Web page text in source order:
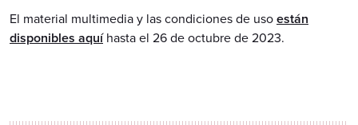
El material multimedia y las condiciones de uso están
disponibles aquí hasta el 26 de octubre de 2023.